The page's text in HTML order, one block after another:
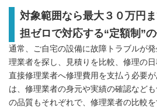
対象範囲なら最大３０万円
担ゼロで対応する“定額制”
通常、ご自宅の設備に故障トラブルが
理業者を探し、見積りを比較、修理の
直接修理業者へ修理費用を支払う必要
は、修理業者の身元や実績の確認など
の品質もそれぞれで、修理業者の比較